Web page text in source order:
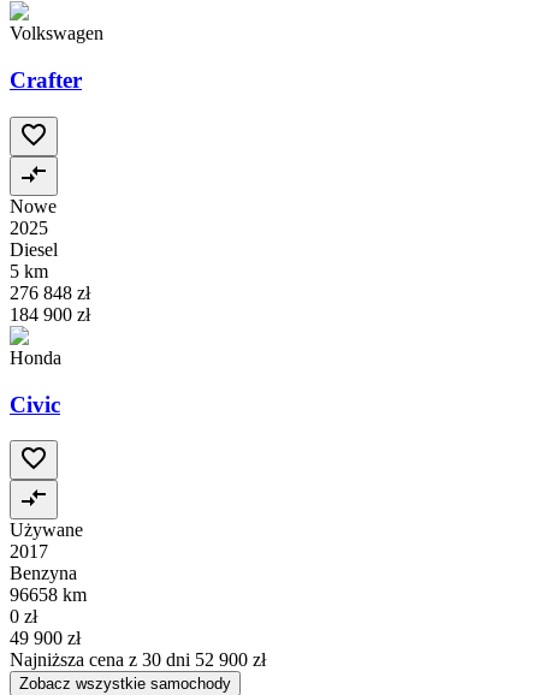
Volkswagen
Crafter
Nowe
2025
Diesel
5 km
276 848 zł
184 900 zł
Honda
Civic
Używane
2017
Benzyna
96658 km
0 zł
49 900 zł
Najniższa cena z 30 dni 52 900 zł
Zobacz wszystkie samochody